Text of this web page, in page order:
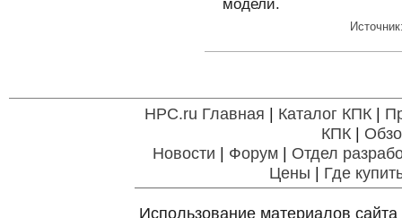
модели.
HPC.ru Главная | Каталог КПК|
КПК|
Новости | Форум | Отдел
Цены | Где
Использование материалов